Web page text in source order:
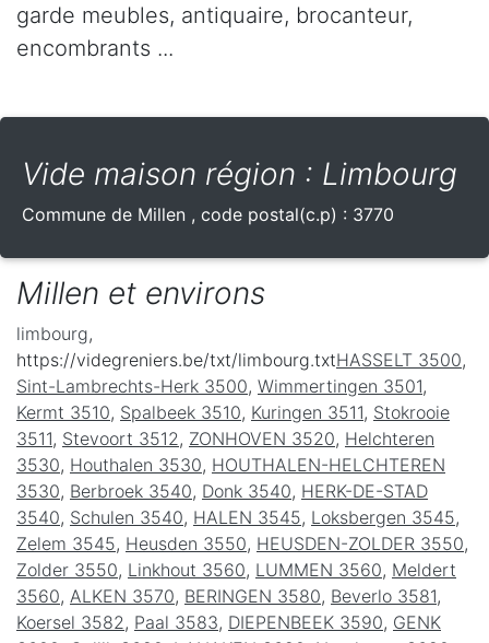
garde meubles, antiquaire, brocanteur,
encombrants ...
Vide maison région : Limbourg
Commune de Millen , code postal(c.p) : 3770
Millen et environs
limbourg,
https://videgreniers.be/txt/limbourg.txtHASSELT 3500,
Sint-Lambrechts-Herk 3500, Wimmertingen 3501,
Kermt 3510, Spalbeek 3510, Kuringen 3511, Stokrooie
3511, Stevoort 3512 , ZONHOVEN 3520, Helchteren
3530, Houthalen 3530, HOUTHALEN-HELCHTEREN
3530, Berbroek 3540, Donk 3540, HERK-DE-STAD
3540, Schulen 3540, HALEN 3545, Loksbergen 3545,
Zelem 3545, Heusden 3550, HEUSDEN-ZOLDER 3550,
Zolder 3550, Linkhout 3560, LUMMEN 3560, Meldert
3560, ALKEN 3570, BERINGEN 3580, Beverlo 3581,
Koersel 3582 , Paal 3583, DIEPENBEEK 3590, GENK